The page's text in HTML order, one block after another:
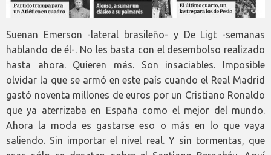
Suenan Emerson -lateral brasileño- y De Ligt -semanas
hablando de él-. No les basta con el desembolso realizado
hasta ahora. Quieren más. Son insaciables. Imposible
olvidar la que se armó en este país cuando el Real Madrid
gastó noventa millones de euros por un Cristiano Ronaldo
que ya aterrizaba en España como el mejor del mundo.
Ahora la moda es gastarse eso o más en lo que vaya
saliendo. Sin importar el nivel real. Y sin tormentas, que